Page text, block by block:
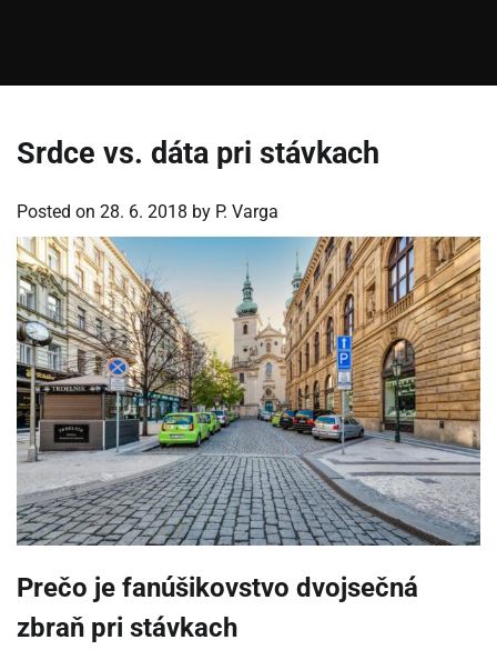
Srdce vs. dáta pri stávkach
Posted on 28. 6. 2018 by P. Varga
Prečo je fanúšikovstvo dvojsečná
zbraň pri stávkach